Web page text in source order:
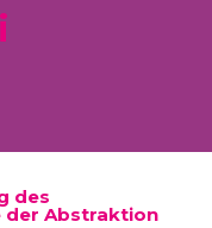
des
der Abstraktion